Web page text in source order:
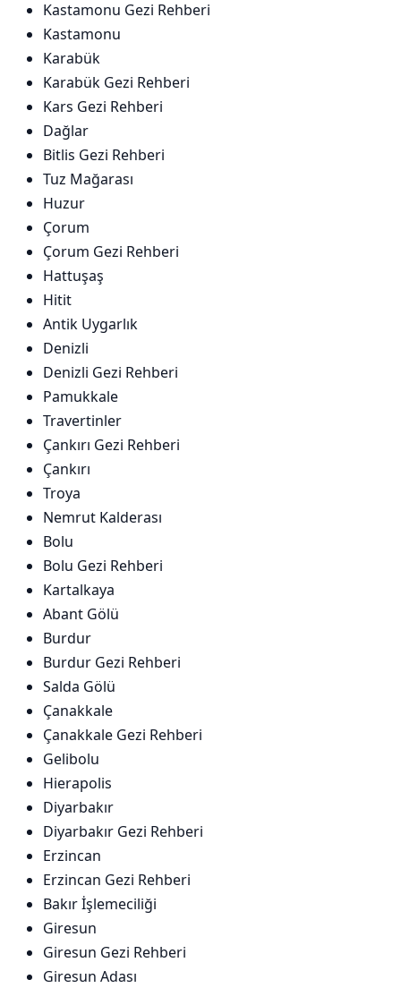
Kastamonu Gezi Rehberi
Kastamonu
Karabük
Karabük Gezi Rehberi
Kars Gezi Rehberi
Dağlar
Bitlis Gezi Rehberi
Tuz Mağarası
Huzur
Çorum
Çorum Gezi Rehberi
Hattuşaş
Hitit
Antik Uygarlık
Denizli
Denizli Gezi Rehberi
Pamukkale
Travertinler
Çankırı Gezi Rehberi
Çankırı
Troya
Nemrut Kalderası
Bolu
Bolu Gezi Rehberi
Kartalkaya
Abant Gölü
Burdur
Burdur Gezi Rehberi
Salda Gölü
Çanakkale
Çanakkale Gezi Rehberi
Gelibolu
Hierapolis
Diyarbakır
Diyarbakır Gezi Rehberi
Erzincan
Erzincan Gezi Rehberi
Bakır İşlemeciliği
Giresun
Giresun Gezi Rehberi
Giresun Adası